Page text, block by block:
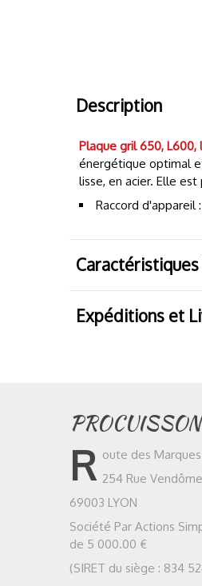
Description
Plaque gril 650, L600,
énergétique optimal
lisse, en acier. Elle
Raccord d'appareil
Expéditions et
PROCUISSON
R oute des Marques
254 Rue Vendôme
69003 LYON
Société Par Actions
de 5 000.00 €
(SIRET du siège : 834